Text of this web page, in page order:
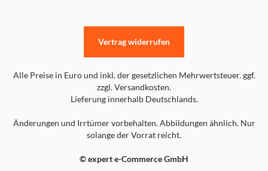
Alle Preise in Euro und inkl. der gesetzlichen Mehrwertsteuer. ggf.
zzgl. Versandkosten.
Lieferung innerhalb Deutschlands.
Änderungen und Irrtümer vorbehalten. Abbildungen ähnlich. Nur
solange der Vorrat reicht.
© expert e-Commerce GmbH
Vertrag widerrufen